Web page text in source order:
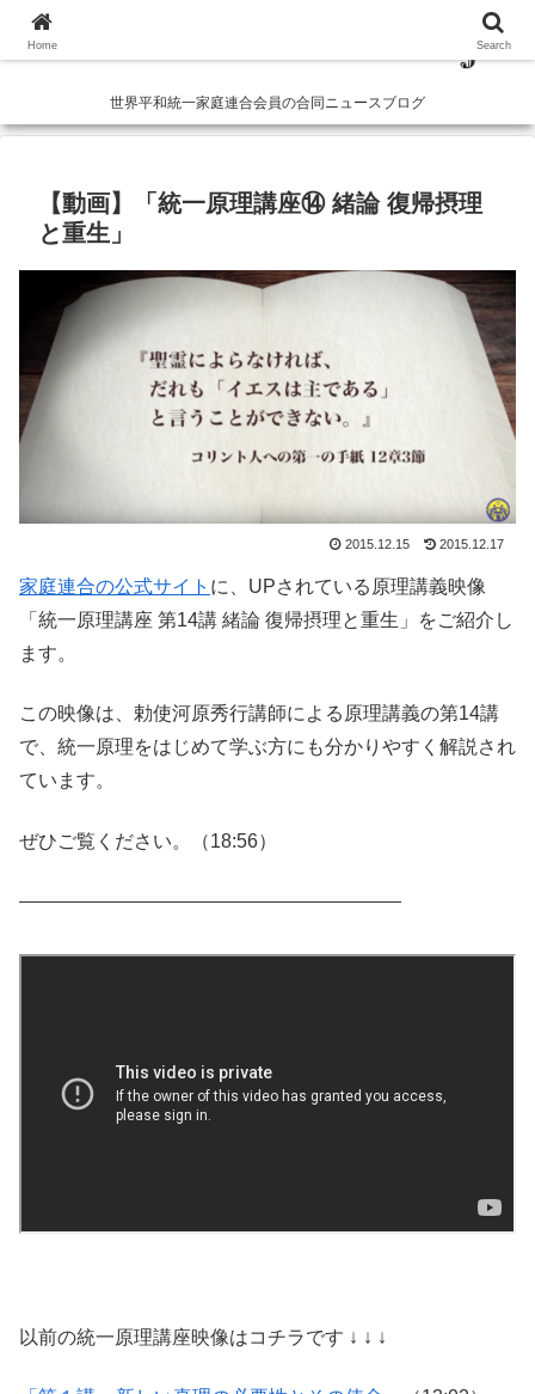
世界平和統一家庭連合会員の合同ニュースブログ
【動画】「統一原理講座⑭ 緒論 復帰摂理
と重生」
2015.12.15 2015.12.17
家庭連合の公式サイト に、UPされている原理講義映像
「統一原理講座 第14講 緒論 復帰摂理と重生」をご紹介し
ます。
この映像は、勅使河原秀行講師による原理講義の第14講
で、統一原理をはじめて学ぶ方にも分かりやすく解説され
ています。
ぜひご覧ください。（18:56）
以前の統一原理講座映像はコチラです ↓ ↓ ↓
Home Search